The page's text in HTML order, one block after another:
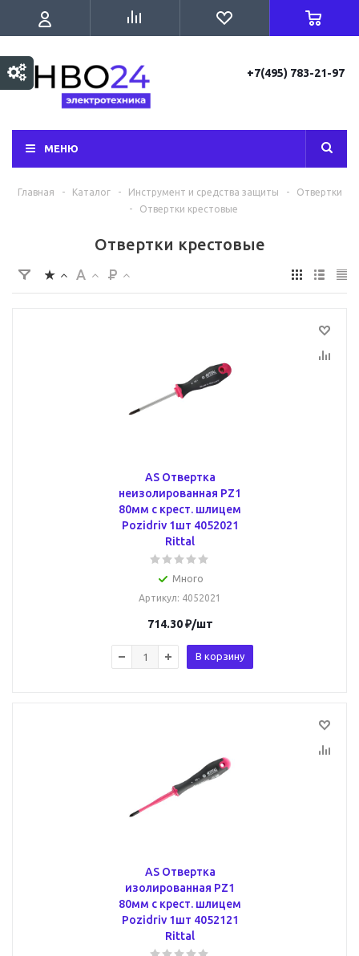
+7(495) 783-21-97
МЕНЮ
Главная - Каталог - Инструмент и средства защиты -
Отвертки
-
Отвертки крестовые
Отвертки крестовые
AS Отвертка
неизолированная PZ1
80мм с крест. шлицем
Pozidriv 1шт 4052021
Rittal
Много
Артикул: 4052021
714.30₽/шт
В корзину
AS Отвертка
изолированная PZ1
80мм с крест. шлицем
Pozidriv 1шт 4052121
Rittal